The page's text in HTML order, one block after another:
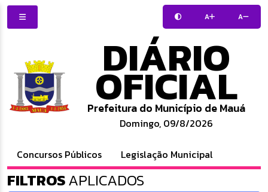
A A
DIÁRIO
OFICIAL
Prefeitura do Município de Mauá
Domingo, 09/8/2026
Concursos Públicos Legislação Municipal
FILTROSAPLICADOS